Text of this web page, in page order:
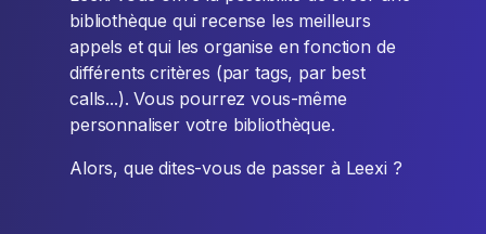
bibliothèque qui recense les meilleurs
appels et qui les organise en fonction de
différents critères (par tags, par best
calls...). Vous pourrez vous-même
personnaliser votre bibliothèque.
Alors, que dites-vous de passer à Leexi ?